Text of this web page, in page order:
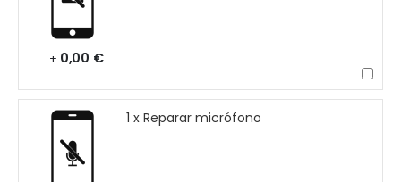
+ 0,00 €
1 x Reparar micrófono